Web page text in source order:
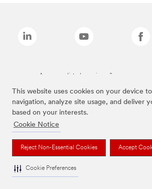
This website uses cookies on your device
navigation, analyze site usage, and deliver
based on your interests.
Cookie Notice
Reject Non-Essential Cookies Accept
Cookie Preferences
As marcas listadas a cima são marcas